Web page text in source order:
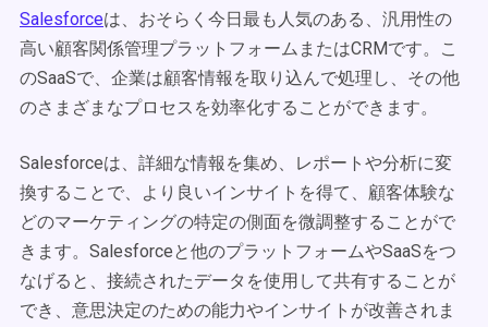
Salesforceは、おそらく今日最も人気のある、汎用性の
高い顧客関係管理プラットフォームまたはCRMです。こ
のSaaSで、企業は顧客情報を取り込んで処理し、その他
のさまざまなプロセスを効率化することができます。
Salesforceは、詳細な情報を集め、レポートや分析に変
換することで、より良いインサイトを得て、顧客体験な
どのマーケティングの特定の側面を微調整することがで
きます。Salesforceと他のプラットフォームやSaaSをつ
なげると、接続されたデータを使用して共有することが
でき、意思決定のための能力やインサイトが改善されま